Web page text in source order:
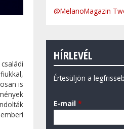
is
@MelanoMagazin
HÍRLEVÉL
Értesüljön a
E-mail *